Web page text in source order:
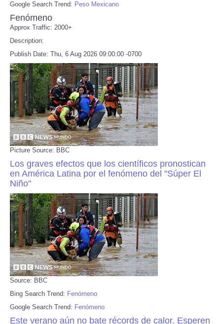
Google Search Trend: Peso Mexicano
Fenómeno
Approx Traffic: 2000+
Description:
Publish Date: Thu, 6 Aug 2026 09:00:00 -0700
Picture Source: BBC
Los graves efectos que los científicos pronostican
en América Latina por el fenómeno del "Súper El
Niño"
Source: BBC
Bing Search Trend: Fenómeno
Google Search Trend: Fenómeno
Este verano aún no bate récords de calor. Esperen